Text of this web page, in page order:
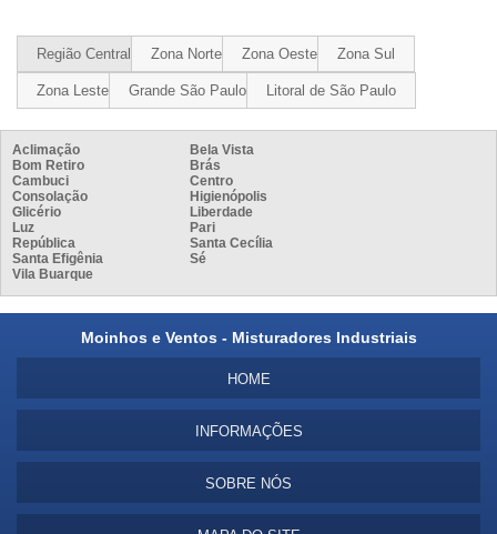
Região Central Zona Norte Zona Oeste Zona Sul
Zona Leste Grande São Paulo Litoral de São Paulo
Aclimação
Bela Vista
Bom Retiro
Brás
Cambuci
Centro
Consolação
Higienópolis
Glicério
Liberdade
Luz
Pari
República
Santa Cecília
Santa Efigênia
Sé
Vila Buarque
Moinhos e Ventos - Misturadores Industriais
HOME
INFORMAÇÕES
SOBRE NÓS